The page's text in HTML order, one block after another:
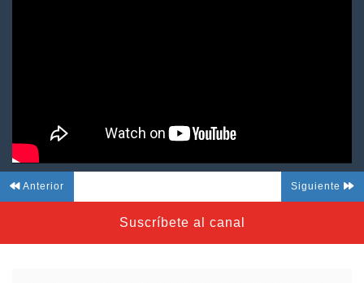
Anterior Siguiente
Suscríbete al canal